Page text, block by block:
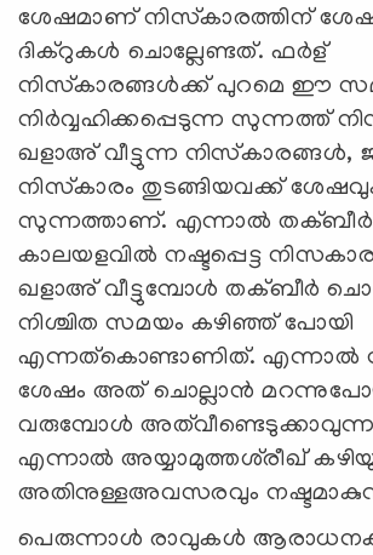
ശേഷമാണ് നിസ്‌കാരത്തിന്
ദിക്‌റുകള്‍ ചൊല്ലേണ്ടത്. ഫര്‍ള്
നിസ്‌കാരങ്ങള്‍ക്ക് പുറമെ ഈ
നിര്‍വ്വഹിക്കപ്പെടുന്ന സുന്നത്ത്
ഖളാഅ് വീട്ടുന്ന നിസ്‌കാരങ്ങള്‍,
നിസ്‌കാരം തുടങ്ങിയവക്ക്
സുന്നത്താണ്. എന്നാല്‍
കാലയളവില്‍ നഷ്ടപ്പെട്ട
ഖളാഅ് വീട്ടുമ്പോള്‍ തക്ബീര്‍
നിശ്ചിത സമയം കഴിഞ്ഞ് പോയി
എന്നത്‌കൊണ്ടാണിത്. എന്നാല്‍
ശേഷം അത് ചൊല്ലാന്‍
വരുമ്പോള്‍
എന്നാല്‍ അയ്യാമുത്തശ്‌രീഖ്
അതിനുള്ളഅവസരവും
പെരുന്നാള്‍ രാവുകള്‍